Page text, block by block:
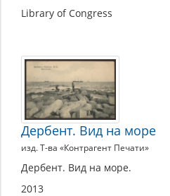
Library of Congress
Дербент. Вид на море
изд. Т-ва «Контрагент Печати»
Дербент. Вид на море.
2013